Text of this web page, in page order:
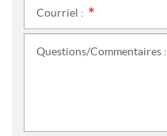
Courriel :
Questions/Commentaires :